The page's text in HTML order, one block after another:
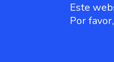
Este
Por